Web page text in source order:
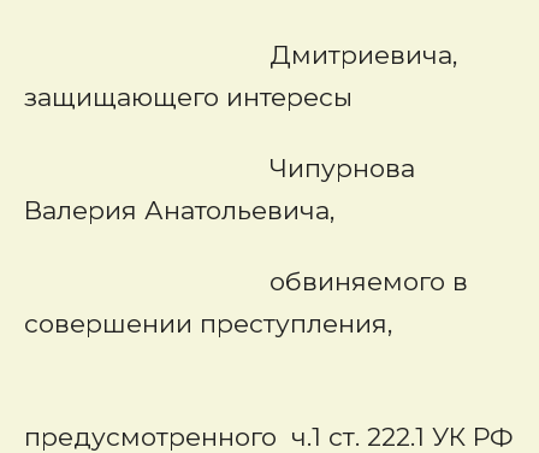
Дмитриевича,
защищающего интересы
Чипурнова
Валерия Анатольевича,
обвиняемого в
совершении преступления,
предусмотренного ч.1 ст. 222.1 УК РФ